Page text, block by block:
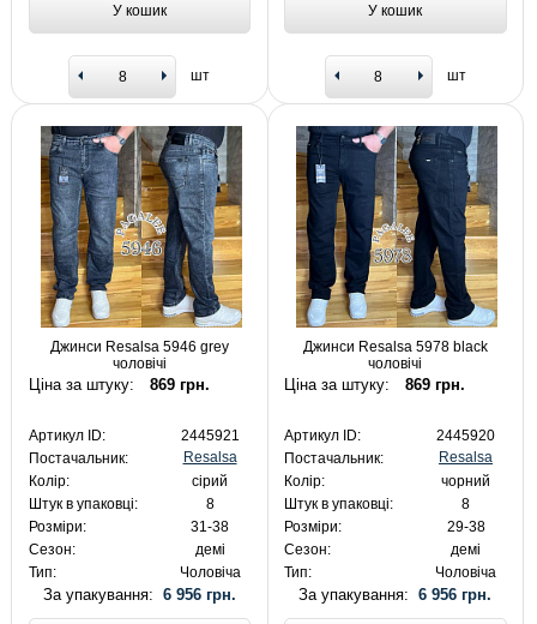
У кошик
шт
У кошик
шт
Джинси Resalsa 5946 grey
чоловічі
Ціна за штуку: 869 грн.
Артикул ID:
2445921
Постачальник:
Resalsa
Колір:
сірий
Штук в упаковці:
8
Розміри:
31-38
Сезон:
демі
Тип:
Чоловіча
За упакування: 6 956 грн.
Джинси Resalsa 5978 black
чоловічі
Ціна за штуку: 869 грн.
Артикул ID:
2445920
Постачальник:
Resalsa
Колір:
чорний
Штук в упаковці:
8
Розміри:
29-38
Сезон:
демі
Тип:
Чоловіча
За упакування:6 956 грн.